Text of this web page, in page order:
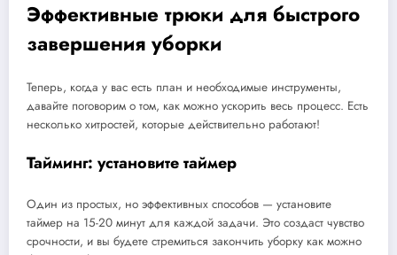
Эффективные трюки для быстрого
завершения уборки
Теперь, когда у вас есть план и необходимые инструменты,
давайте поговорим о том, как можно ускорить весь процесс. Есть
несколько хитростей, которые действительно работают!
Тайминг: установите таймер
Один из простых, но эффективных способов — установите
таймер на 15-20 минут для каждой задачи. Это создаст чувство
срочности, и вы будете стремиться закончить уборку как можно